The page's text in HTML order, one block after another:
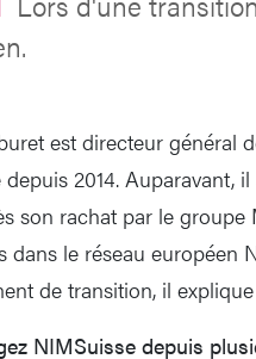
est directeur général
depuis 2014. Auparavant,
son rachat par le groupe
dans le réseau européen
de transition, il
NIMSuisse depuis